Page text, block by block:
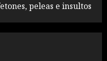
peleas e insultos